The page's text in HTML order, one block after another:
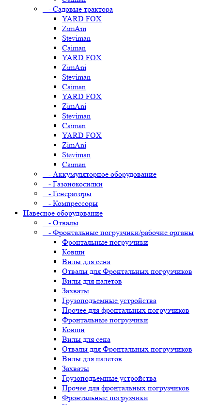
- Садовые трактора
YARD FOX
ZimAni
Steviman
Caiman
YARD FOX
ZimAni
Steviman
Caiman
YARD FOX
ZimAni
Steviman
Caiman
YARD FOX
ZimAni
Steviman
Caiman
- Аккумуляторное оборудование
- Газонокосилки
- Генераторы
- Компрессоры
Навесное оборудование
- Отвалы
- Фронтальные погрузчики/рабочие органы
Фронтальные погрузчики
Ковши
Вилы для сена
Отвалы для Фронтальных погрузчиков
Вилы для палетов
Захваты
Грузоподъемные устройства
Прочее для фронтальных погрузчиков
Фронтальные погрузчики
Ковши
Вилы для сена
Отвалы для Фронтальных погрузчиков
Вилы для палетов
Захваты
Грузоподъемные устройства
Прочее для фронтальных погрузчиков
Фронтальные погрузчики